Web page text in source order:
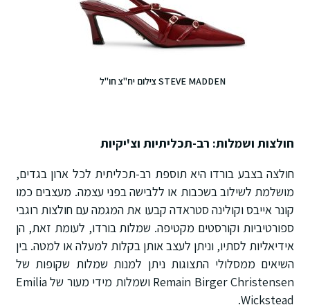
STEVE MADDEN צילום יח"צ חו"ל
חולצות ושמלות: רב-תכליתיות וצ'יקיות
חולצה בצבע בורדו היא תוספת רב-תכליתית לכל ארון בגדים,
מושלמת לשילוב בשכבות או ללבישה בפני עצמה. מעצבים כמו
קונר אייבס וקולינה סטראדה קבעו את המגמה עם חולצות רוגבי
ספורטיביות וקורסטים מקטיפה. שמלות בורדו, לעומת זאת, הן
אידיאליות לסתיו, וניתן לעצב אותן בקלות למעלה או למטה. בין
השיאים ממסלולי התצוגות ניתן למנות שמלות שקופות של
Remain Birger Christensen ושמלות מידי מעור של Emilia
Wickstead.